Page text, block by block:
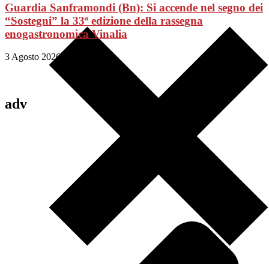
Guardia Sanframondi (Bn): Si accende nel segno dei
“Sostegni” la 33ª edizione della rassegna
enogastronomica Vinalia
3 Agosto 2026
adv